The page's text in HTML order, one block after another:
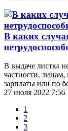
В каких
В выдаче листка
частности, лицам,
зарплаты или по
27 июля 2022 7:56
1
2
3